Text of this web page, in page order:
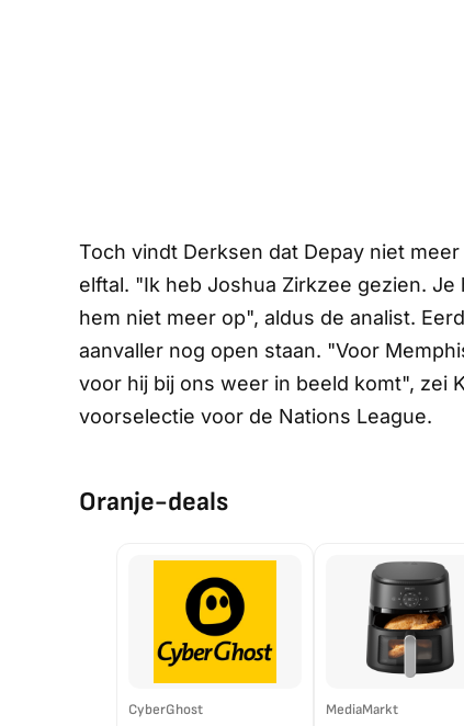
Toch vindt Derksen dat Depay niet
elftal. "Ik heb Joshua Zirkzee gezien.
hem niet meer op", aldus de analist.
aanvaller nog open staan. "Voor
voor hij bij ons weer in beeld komt", zei
voorselectie voor de Nations League.
Oranje-deals
CyberGhost MediaMarkt